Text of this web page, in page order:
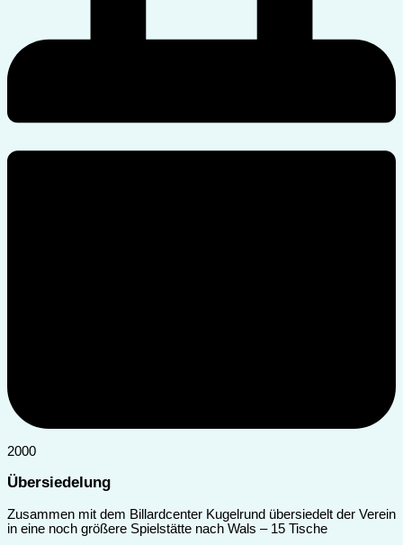
2000
Übersiedelung
Zusammen mit dem Billardcenter Kugelrund übersiedelt der Verein
in eine noch größere Spielstätte nach Wals – 15 Tische